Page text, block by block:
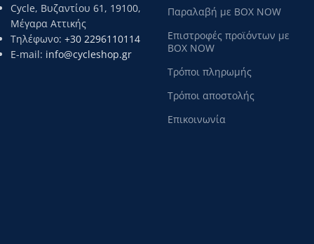
Cycle, Βυζαντίου 61, 19100,
Μέγαρα Αττικής
Τηλέφωνο: +30 2296110114
E-mail: info@cycleshop.gr
Παραλαβή με BOX NOW
Επιστροφές προϊόντων με
BOX NOW
Τρόποι πληρωμής
Τρόποι αποστολής
Επικοινωνία